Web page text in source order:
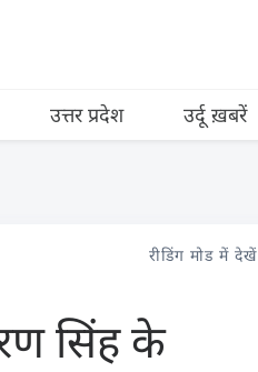
उत्तर प्रदेश उर्दू ख़बरें
रीडिंग मोड में देखें
सिंह के